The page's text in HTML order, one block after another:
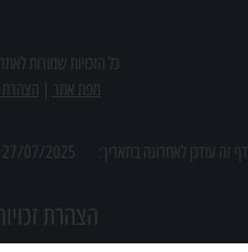
כל הזכויות שמורות
מפת אתר | הצהרת
דף זה עודכן לאחרונה בתאריך: 27/07/2025
הצהרת